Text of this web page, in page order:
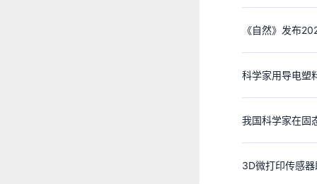
《自然》发布
科学家用导电塑
我国科学家在固
3D微打印传感